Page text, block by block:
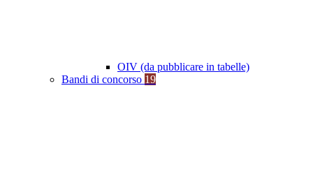
OIV (da pubblicare in tabelle)
Bandi di concorso 19